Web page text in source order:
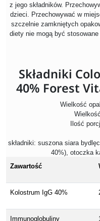
z jego składników.
dzieci. Przechowywać w
szczelnie zamkniętych
diety nie mogą być
Składniki
40% Forest
Wielkość
Ilość
składniki: suszona siara
40%), otoczka
Zawartość
Kolostrum IgG 40%
Immunoglobuliny